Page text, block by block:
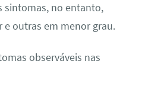
sintomas, no entanto,
e outras em menor grau.
observáveis nas